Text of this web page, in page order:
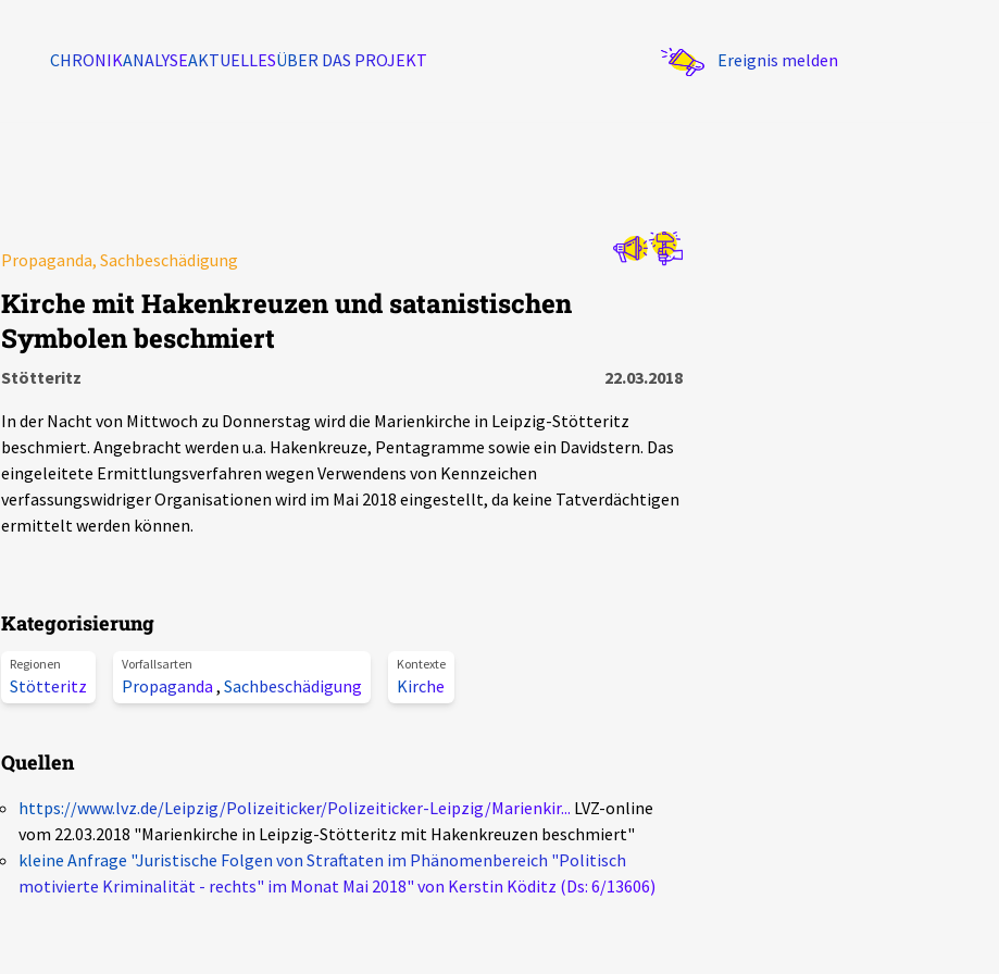
CHRONIKANALYSEAKTUELLESÜBER DAS PROJEKT Ereignis melden
Propaganda, Sachbeschädigung
Kirche mit Hakenkreuzen und satanistischen
Symbolen beschmiert
Stötteritz
22.03.2018
In der Nacht von Mittwoch zu Donnerstag wird die Marienkirche in Leipzig-Stötteritz
beschmiert. Angebracht werden u.a. Hakenkreuze, Pentagramme sowie ein Davidstern. Das
eingeleitete Ermittlungsverfahren wegen Verwendens von Kennzeichen
verfassungswidriger Organisationen wird im Mai 2018 eingestellt, da keine Tatverdächtigen
ermittelt werden können.
Kategorisierung
Regionen
Stötteritz
Vorfallsarten
Propaganda , Sachbeschädigung
Kontexte
Kirche
Quellen
https://www.lvz.de/Leipzig/Polizeiticker/Polizeiticker-Leipzig/Marienkir... LVZ-online
vom 22.03.2018 "Marienkirche in Leipzig-Stötteritz mit Hakenkreuzen beschmiert"
kleine Anfrage "Juristische Folgen von Straftaten im Phänomenbereich "Politisch
motivierte Kriminalität - rechts" im Monat Mai 2018" von Kerstin Köditz (Ds: 6/13606)
Ereignisse Statistik